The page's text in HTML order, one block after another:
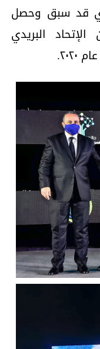
قد سبق وحصل
البريدي